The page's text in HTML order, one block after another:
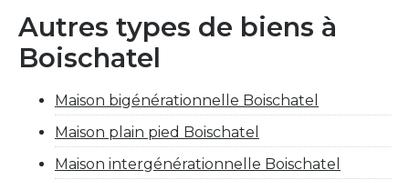
Autres types de biens à
Boischatel
Maison bigénérationnelle Boischatel
Maison plain pied Boischatel
Maison intergénérationnelle Boischatel